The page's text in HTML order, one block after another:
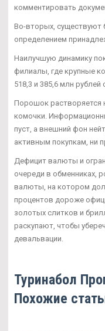
комментировать
Во-вторых, существуют
определением
Наилучшую динамику
филиалы, где крупные
518,3 и 385,6 млн рублей
Порошок растворяется
комочки.
пуст, а внешний фон
активным покупкам, ни
Дефицит валюты и
очереди в обменниках,
валюты, на котором
процентов дороже
золотых слитков и
раскупают, чтобы
девальвации.
Туринабол
Похожие